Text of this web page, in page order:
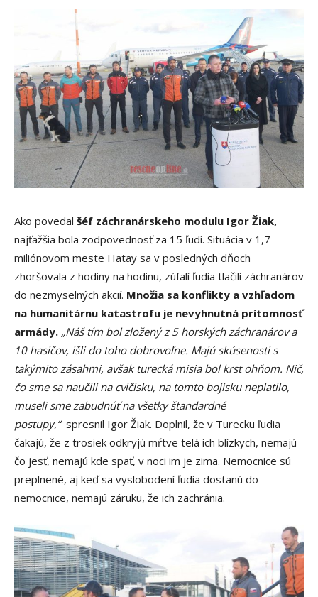
Ako povedal šéf záchranárskeho modulu Igor Žiak,
najťažšia bola zodpovednosť za 15 ľudí. Situácia v 1,7
miliónovom meste Hatay sa v posledných dňoch
zhoršovala z hodiny na hodinu, zúfalí ľudia tlačili záchranárov
do nezmyselných akcií. Množia sa konflikty a vzhľadom
na humanitárnu katastrofu je nevyhnutná prítomnosť
armády. „Náš tím bol zložený z 5 horských záchranárov a
10 hasičov, išli do toho dobrovoľne. Majú skúsenosti s
takýmito zásahmi, avšak turecká misia bol krst ohňom. Nič,
čo sme sa naučili na cvičisku, na tomto bojisku neplatilo,
museli sme zabudnúť na všetky štandardné
postupy,“ spresnil Igor Žiak. Doplnil, že v Turecku ľudia
čakajú, že z trosiek odkryjú mŕtve telá ich blízkych, nemajú
čo jesť, nemajú kde spať, v noci im je zima. Nemocnice sú
preplnené, aj keď sa vyslobodení ľudia dostanú do
nemocnice, nemajú záruku, že ich zachránia.